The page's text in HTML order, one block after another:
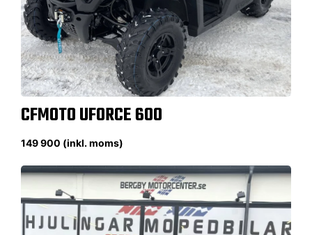
CFMOTO UFORCE 600
149 900 (inkl. moms)